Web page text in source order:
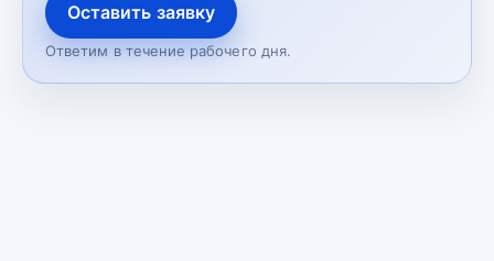
Оставить заявку
Ответим в течение рабочего дня.